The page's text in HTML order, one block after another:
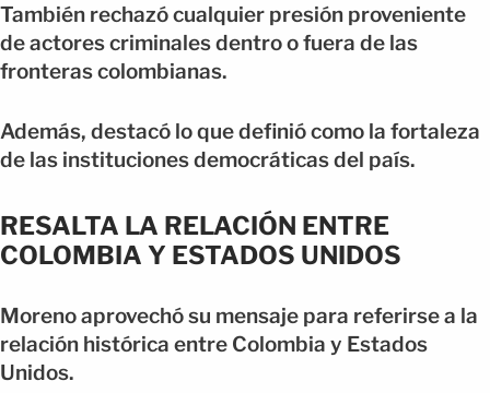
También rechazó cualquier presión proveniente
de actores criminales dentro o fuera de las
fronteras colombianas.
Además, destacó lo que definió como la fortaleza
de las instituciones democráticas del país.
RESALTA LA RELACIÓN ENTRE
COLOMBIA Y ESTADOS UNIDOS
Moreno aprovechó su mensaje para referirse a la
relación histórica entre Colombia y Estados
Unidos.